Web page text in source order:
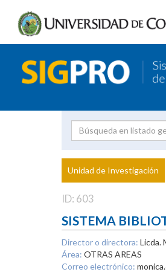
Proyecto
Unidad de Investigación
ID: 603
SISTEMA
Director o directora: Licda.
Área: OTRAS AREAS
Correo electrónico: